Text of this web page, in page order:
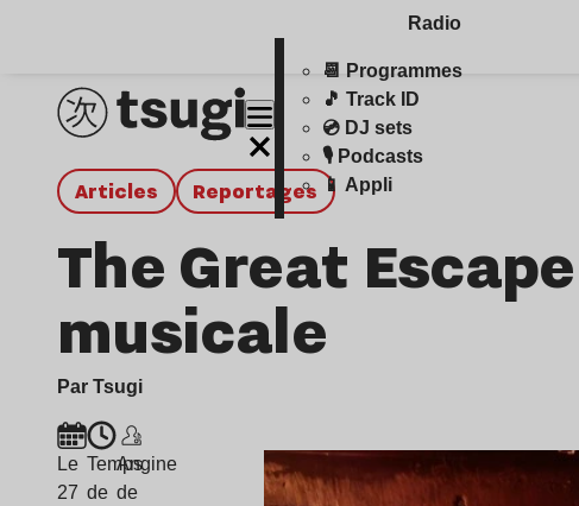
Radio
📆 Programmes
🎵 Track ID
💿 DJ sets
🎙️ Podcasts
📱 Appli
Articles Reportages
The Great
musicale
Par Tsugi
Le
27
Temps
de
Angine
de